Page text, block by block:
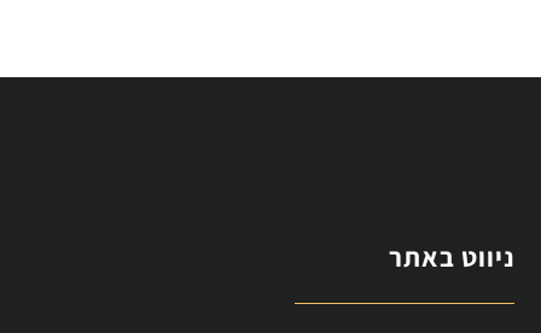
ניווט באתר